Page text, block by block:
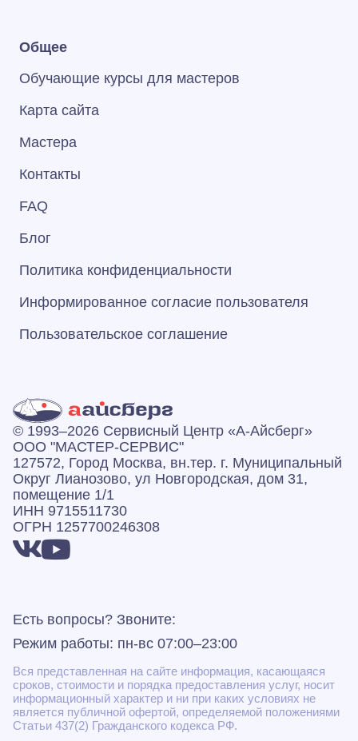
Общее
Обучающие курсы для мастеров
Карта сайта
Мастера
Контакты
FAQ
Блог
Политика конфиденциальности
Информированное согласие пользователя
Пользовательское соглашение
© 1993–2026 Сервисный Центр «А‑Айсберг»
ООО "МАСТЕР-СЕРВИС"
127572, Город Москва, вн.тер. г. Муниципальный
Округ Лианозово, ул Новгородская, дом 31,
помещение 1/1
ИНН 9715511730
ОГРН 1257700246308
Есть вопросы? Звоните:
Режим работы: пн-вс 07:00–23:00
Вся представленная на сайте информация, касающаяся
сроков, стоимости и порядка предоставления услуг, носит
информационный характер и ни при каких условиях не
является публичной офертой, определяемой положениями
Статьи 437(2) Гражданского кодекса РФ.